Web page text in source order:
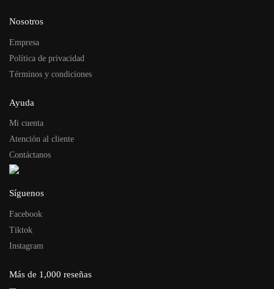
Nosotros
Empresa
Política de privacidad
Términos y condiciones
Ayuda
Mi cuenta
Atención al cliente
Contáctanos
Síguenos
Facebook
Tiktok
Instagram
Más de 1,000 reseñas